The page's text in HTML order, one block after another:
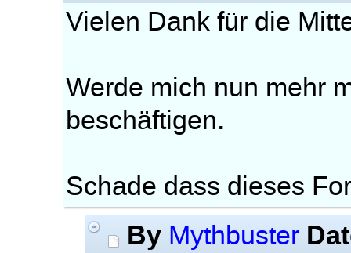
Vielen Dank für die
Werde mich nun mehr
beschäftigen.
Schade dass dieses
By Mythbuster